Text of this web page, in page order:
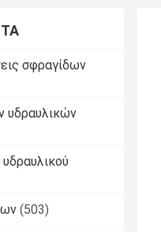
σφραγίδων
υδραυλικών
(503)